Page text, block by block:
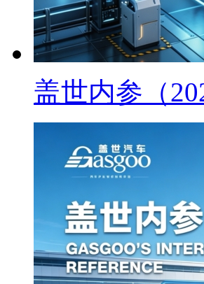
盖世内参（